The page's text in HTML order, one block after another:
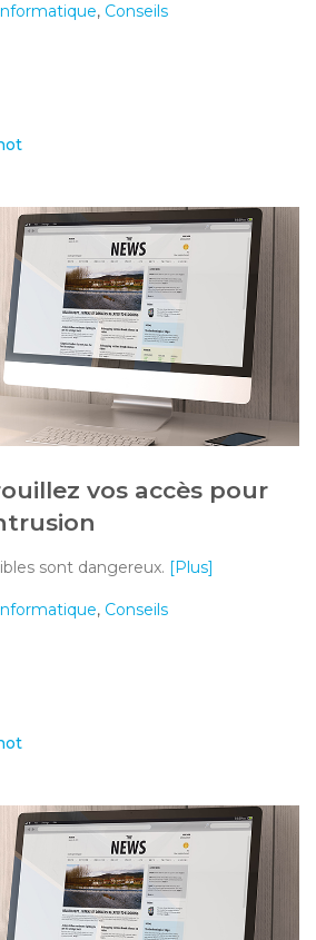
Informatique, Conseils
vos accès pour
sont dangereux. [Plus]
, Conseils